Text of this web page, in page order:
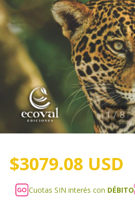
1/8
$3079.08 USD
Cuotas SIN interés con DÉBITO